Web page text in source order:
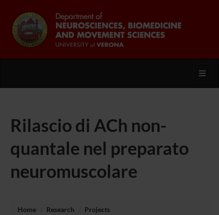
Rilascio di ACh non-
quantale nel preparato
neuromuscolare
Home Research
Projects